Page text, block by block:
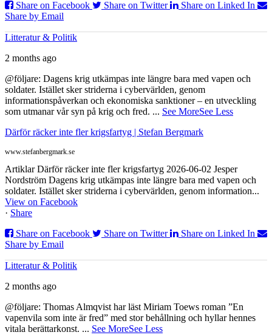
Share on Facebook Share on Twitter
Share on Linked In
Share by Email
Litteratur & Politik
2 months ago
@följare: Dagens krig utkämpas inte längre bara med vapen och
soldater. Istället sker striderna i cybervärlden, genom
informationspåverkan och ekonomiska sanktioner – en utveckling
som utmanar vår syn på krig och fred. ... See MoreSee Less
Därför räcker inte fler krigsfartyg | Stefan Bergmark
www.stefanbergmark.se
Artiklar Därför räcker inte fler krigsfartyg 2026-06-02 Jesper
Nordström Dagens krig utkämpas inte längre bara med vapen och
soldater. Istället sker striderna i cybervärlden, genom information...
View on Facebook
· Share
Share on Facebook
Share on Twitter
Share on Linked In
Share by Email
Litteratur & Politik
2 months ago
@följare: Thomas Almqvist har läst Miriam Toews roman ”En
vapenvila som inte är fred” med stor behållning och hyllar hennes
vitala berättarkonst. ... See MoreSee Less